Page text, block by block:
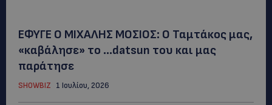
ΕΦΥΓΕ Ο ΜΙΧΑΛΗΣ ΜΟΣΙΟΣ: Ο Ταμτάκος μας,
«καβάλησε» το …datsun του και μας
παράτησε
SHOWBIZ 1 Ιουλίου, 2026